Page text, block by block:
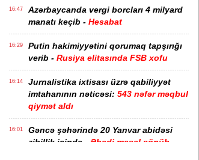
16:47
Azərbaycanda vergi borcları 4 milyard
manatı keçib - Hesabat
16:29
Putin hakimiyyətini qorumaq tapşırığı
verib - Rusiya elitasında FSB xofu
16:14
Jurnalistika ixtisası üzrə qabiliyyət
imtahanının nəticəsi: 543 nəfər məqbul
qiymət aldı
16:01
Gəncə şəhərində 20 Yanvar abidəsi
zibillik içində - Əbədi məşəl sönüb